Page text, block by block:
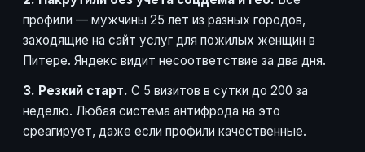
профили — мужчины 25 лет из разных городов,
заходящие на сайт услуг для пожилых женщин в
Питере. Яндекс видит несоответствие за два дня.
3. Резкий старт. С 5 визитов в сутки до 200 за
неделю. Любая система антифрода на это
среагирует, даже если профили качественные.